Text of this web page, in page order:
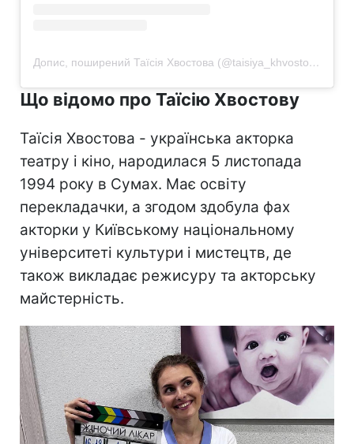
Допис, поширений Таїсія Хвостова (@taisiya_khvostova)
Що відомо про Таїсію Хвостову
Таїсія Хвостова - українська акторка
театру і кіно, народилася 5 листопада
1994 року в Сумах. Має освіту
перекладачки, а згодом здобула фах
акторки у Київському національному
університеті культури і мистецтв, де
також викладає режисуру та акторську
майстерність.